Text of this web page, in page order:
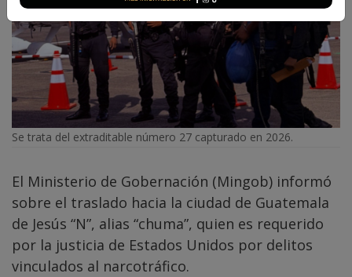
Se trata del extraditable número 27 capturado en 2026.
El Ministerio de Gobernación (Mingob) informó
sobre el traslado hacia la ciudad de Guatemala
de Jesús “N”, alias “chuma”, quien es requerido
por la justicia de Estados Unidos por delitos
vinculados al narcotráfico.